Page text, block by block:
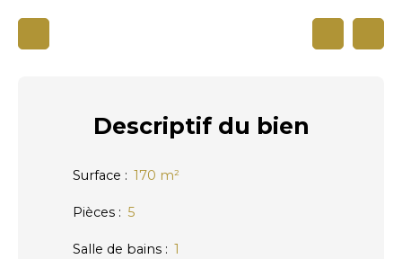
Descriptifdu bien
Surface : 170 m²
Pièces : 5
Salle de bains : 1